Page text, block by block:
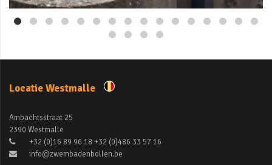
Locatie Westmalle
Ambachtsstraat 25
2390 Westmalle
+32 (0)16 89 96 18 +32 (0)486 33 57 16
info@zwembadenbollen.be